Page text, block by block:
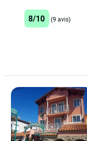
8/10 (9 avis)